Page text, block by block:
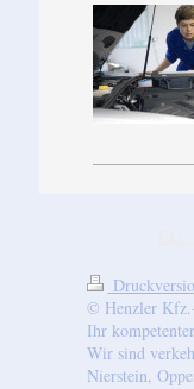
© Henzler
Ihr
Wir sind
Nierstein,